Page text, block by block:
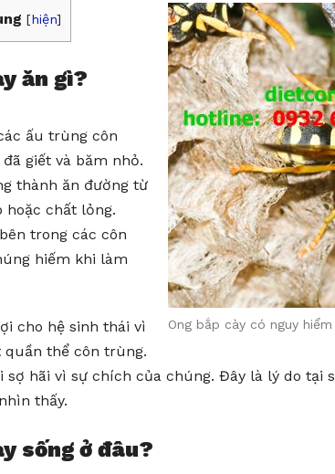
Ong bắp cày có nguy
[hiện]
ăn gì?
ấu trùng côn
giết và băm nhỏ.
thành ăn đường từ
hoặc chất lỏng.
trong các côn
hiếm khi làm
cho hệ sinh thái vì
quần thể côn trùng.
sợ hãi vì sự chích của chúng. Đây là lý do tại
thấy.
sống ở đâu?